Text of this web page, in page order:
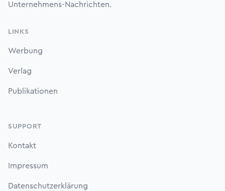
Unternehmens-Nachrichten.
LINKS
Werbung
Verlag
Publikationen
SUPPORT
Kontakt
Impressum
Datenschutzerklärung